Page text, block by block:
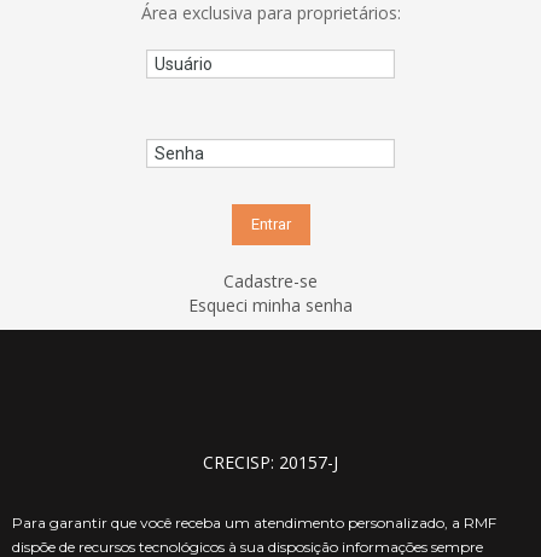
Área exclusiva para proprietários:
Cadastre-se
Esqueci minha senha
CRECISP: 20157-J
Para garantir que você receba um atendimento personalizado, a RMF
dispõe de recursos tecnológicos à sua disposição informações sempre